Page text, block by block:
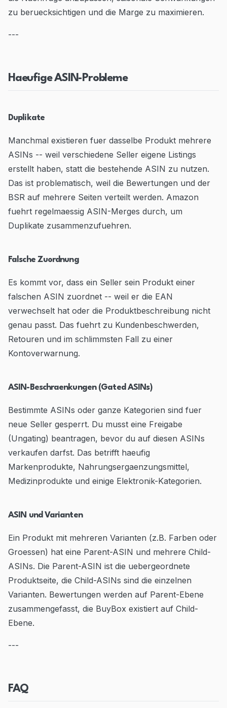
zu beruecksichtigen und die Marge zu maximieren.
---
Haeufige ASIN-Probleme
Duplikate
Manchmal existieren fuer dasselbe Produkt mehrere
ASINs -- weil verschiedene Seller eigene Listings
erstellt haben, statt die bestehende ASIN zu nutzen.
Das ist problematisch, weil die Bewertungen und der
BSR auf mehrere Seiten verteilt werden. Amazon
fuehrt regelmaessig ASIN-Merges durch, um
Duplikate zusammenzufuehren.
Falsche Zuordnung
Es kommt vor, dass ein Seller sein Produkt einer
falschen ASIN zuordnet -- weil er die EAN
verwechselt hat oder die Produktbeschreibung nicht
genau passt. Das fuehrt zu Kundenbeschwerden,
Retouren und im schlimmsten Fall zu einer
Kontoverwarnung.
ASIN-Beschraenkungen (Gated ASINs)
Bestimmte ASINs oder ganze Kategorien sind fuer
neue Seller gesperrt. Du musst eine Freigabe
(Ungating) beantragen, bevor du auf diesen ASINs
verkaufen darfst. Das betrifft haeufig
Markenprodukte, Nahrungsergaenzungsmittel,
Medizinprodukte und einige Elektronik-Kategorien.
ASIN und Varianten
Ein Produkt mit mehreren Varianten (z.B. Farben oder
Groessen) hat eine Parent-ASIN und mehrere Child-
ASINs. Die Parent-ASIN ist die uebergeordnete
Produktseite, die Child-ASINs sind die einzelnen
Varianten. Bewertungen werden auf Parent-Ebene
zusammengefasst, die BuyBox existiert auf Child-
Ebene.
---
FAQ